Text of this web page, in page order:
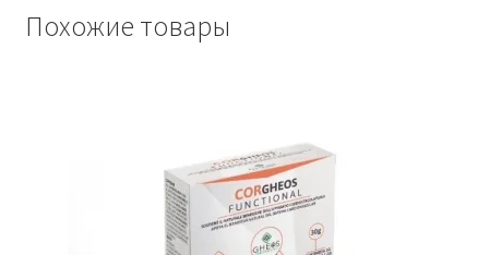
Похожие товары